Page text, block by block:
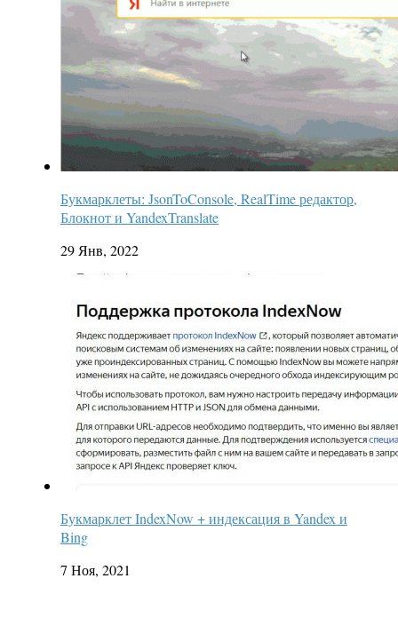
Букмарклеты: JsonToConsole, RealTime редактор,
Блокнот и YandexTranslate
29 Янв, 2022
Букмарклет IndexNow + индексация в Yandex и
Bing
7 Ноя, 2021